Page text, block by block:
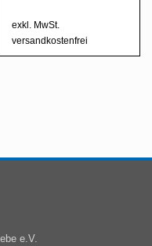
exkl. MwSt.
versandkostenfrei
e.V.